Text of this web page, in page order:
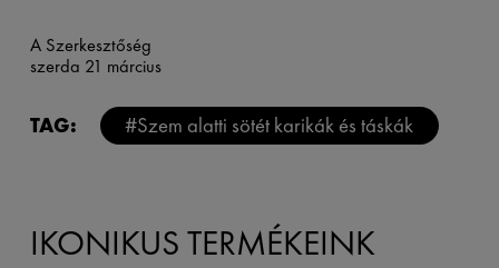
A Szerkesztőség
szerda 21 március
TAG: #Szem alatti sötét karikák és táskák
IKONIKUS TERMÉKEINK